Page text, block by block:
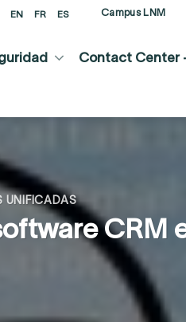
EN FR ES Campus LNM
Contact Center
UNIFICADAS
CRM